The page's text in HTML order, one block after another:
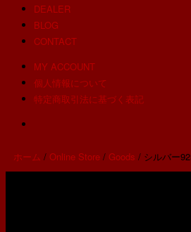
DEALER
BLOG
CONTACT
MY ACCOUNT
個人情報について
特定商取引法に基づく表記
ホーム / Online Store/ Goods / シルバー